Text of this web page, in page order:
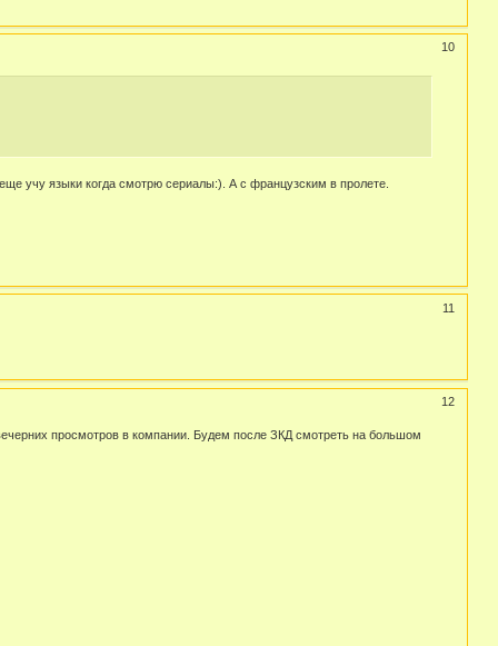
10
учу языки когда смотрю сериалы:). А с французским в пролете.
11
12
просмотров в компании. Будем после ЗКД смотреть на большом